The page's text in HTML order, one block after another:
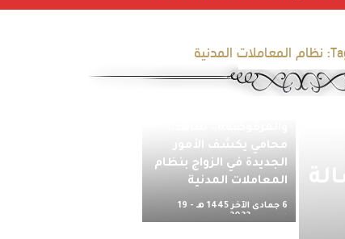
نظام المعاملات المدنية
محامي يكشف الأمور
الجديدة في الزواج بنظام
المعاملات المدنية
6 جمادى الآخر 1445 هـ - 19
ديسمبر 2023 م